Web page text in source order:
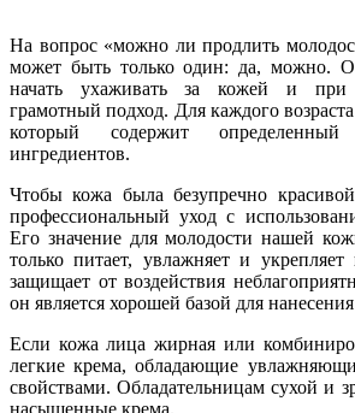
На вопрос «можно ли продлить
может быть только один: да, можно.
начать ухаживать за кожей и при
грамотный подход. Для каждого
который содержит
ингредиентов.
Чтобы кожа была безупречно
профессиональный уход с
Его значение для молодости нашей
только питает, увлажняет и
защищает от воздействия
он является хорошей базой для
Если кожа лица жирная или
легкие крема, обладающие
свойствами. Обладательницам сухой и
насыщенные крема.